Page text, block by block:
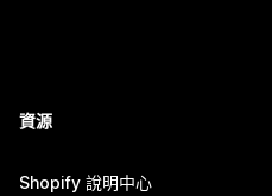
資源
Shopify 說明中心